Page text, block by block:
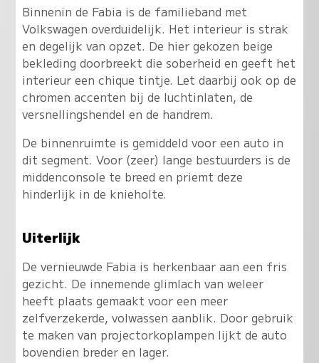
Binnenin de Fabia is de familieband met
Volkswagen overduidelijk. Het interieur is strak
en degelijk van opzet. De hier gekozen beige
bekleding doorbreekt die soberheid en geeft het
interieur een chique tintje. Let daarbij ook op de
chromen accenten bij de luchtinlaten, de
versnellingshendel en de handrem.
De binnenruimte is gemiddeld voor een auto in
dit segment. Voor (zeer) lange bestuurders is de
middenconsole te breed en priemt deze
hinderlijk in de knieholte.
Uiterlijk
De vernieuwde Fabia is herkenbaar aan een fris
gezicht. De innemende glimlach van weleer
heeft plaats gemaakt voor een meer
zelfverzekerde, volwassen aanblik. Door gebruik
te maken van projectorkoplampen lijkt de auto
bovendien breder en lager.